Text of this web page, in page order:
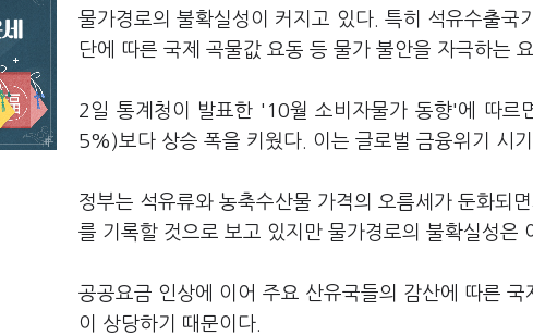
물가경로의 불확실성이 커지고 있다. 특히 석유수출
단에 따른 국제 곡물값 요동 등 물가 불안을 자극하는
2일 통계청이 발표한 '10월 소비자물가 동향'에 따
5%)보다 상승 폭을 키웠다. 이는 글로벌 금융위기 시
정부는 석유류와 농축수산물 가격의 오름세가 둔화
를 기록할 것으로 보고 있지만 물가경로의 불확실성은
공공요금 인상에 이어 주요 산유국들의 감산에 따른
이 상당하기 때문이다.